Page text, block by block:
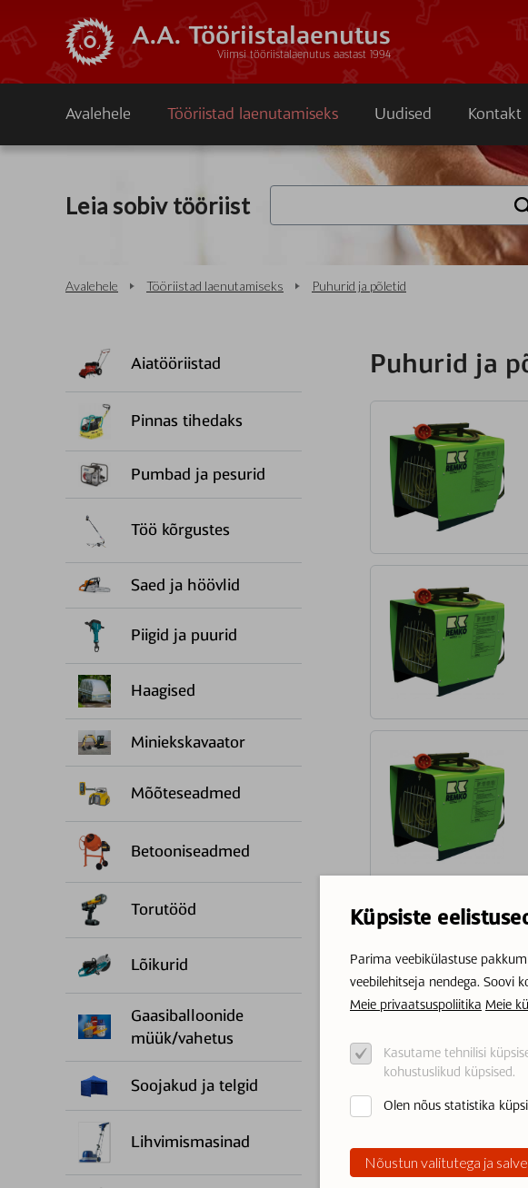
Küpsiste
Parima veebikülastuse
veebilehitseja nendega. Soovi
Meie privaatsuspoliitika Meie
Kasutame tehnilisi
kohustuslikud küpsised.
Olen nõus statistika
Nõustun valitutega ja
A.A. Tööriistalaenutus
Viimsi tööriistalaenutus aastast 1994
Avalehele Tööriistad laenutamiseks Uudised Kontakt
Leia sobiv tööriist
Avalehele Tööriistad laenutamiseks Puhurid ja põletid
Aiatööriistad
Pinnas tihedaks
Pumbad ja pesurid
Töö kõrgustes
Saed ja höövlid
Piigid ja puurid
Haagised
Miniekskavaator
Mõõteseadmed
Betooniseadmed
Torutööd
Lõikurid
Gaasiballoonide
müük/vahetus
Soojakud ja telgid
Lihvimismasinad
Puhurid ja